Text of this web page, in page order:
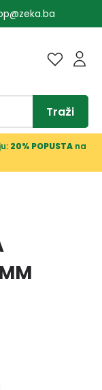
Traži
20% POPUSTAna